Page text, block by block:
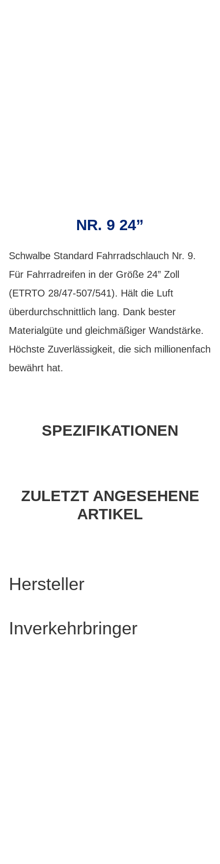
NR. 9 24”
Schwalbe Standard Fahrradschlauch Nr. 9.
Für Fahrradreifen in der Größe 24” Zoll
(ETRTO 28/47-507/541). Hält die Luft
überdurchschnittlich lang. Dank bester
Materialgüte und gleichmäßiger Wandstärke.
Höchste Zuverlässigkeit, die sich millionenfach
bewährt hat.
SPEZIFIKATIONEN
ZULETZT ANGESEHENE
ARTIKEL
Hersteller
Inverkehrbringer